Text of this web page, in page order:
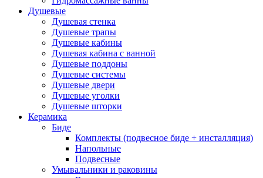
Комплекты (подвесной унитаз +
Комплекты (приставной унитаз +
инсталляция)
Напольные
Приставные
Смесители(166)
Смесители для гигиенического душа
Смесители для биде
Смесители для ванны
Смесители для умывальника(39)
Душевые системы
Душевые
Душевая стенка
Душевые трапы
Душевые кабины
Душевая кабина с ванной
Душевые поддоны
Душевые системы
Душевые двери
Душевые уголки
Душевые шторки
Керамика
Биде
Комплекты (подвесное биде + инсталляция)
Напольные
Подвесные
Умывальники и раковины